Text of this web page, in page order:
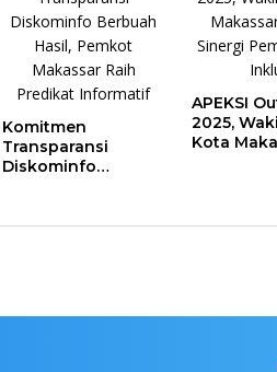
Komitmen
Transparansi
Diskominfo
Raih Predikat
APEKSI
2025,
Kota